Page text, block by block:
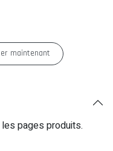
maintenant
pages produits.